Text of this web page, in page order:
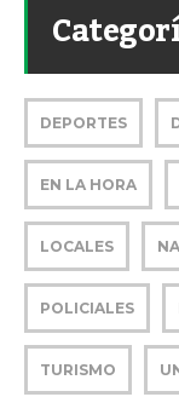
DEPORTES
EN LA HORA
LOCALES
POLICIALES
TURISMO